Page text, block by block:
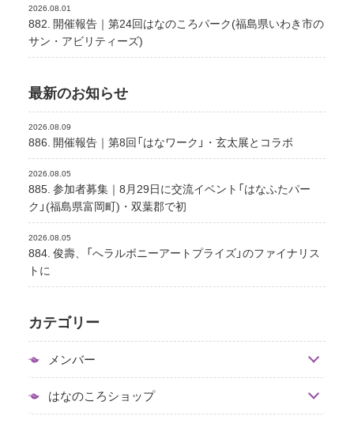
2026.08.01
882. 開催報告｜第24回はなのころパーク(福島県いわき市の
サン・アビリティーズ)
最新のお知らせ
2026.08.09
886. 開催報告｜第8回「はなワーク」・玄太展とコラボ
2026.08.05
885. 参加者募集｜8月29日に交流イベント「はなふたパー
ク」(福島県富岡町)・双葉郡で初
2026.08.05
884. 俊壽、「へラルボニーアートプライズ」のファイナリス
トに
カテゴリー
メンバー
はなのころショップ